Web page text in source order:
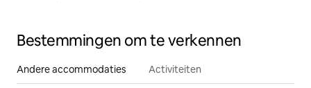
Bestemmingen om te verkennen
Andere accommodaties Activiteiten